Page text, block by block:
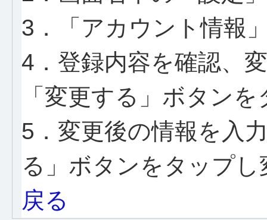
3．「アカウント情報
4．登録内容を確認、
「変更する」ボタン
5．変更後の情報を入
る」ボタンをタップ
戻る